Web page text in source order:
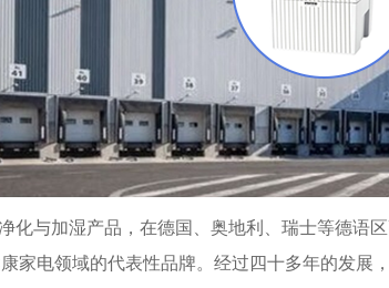
与加湿产品，在德国、奥地利、瑞士等德语
家电领域的代表性品牌。经过四十多年的发展